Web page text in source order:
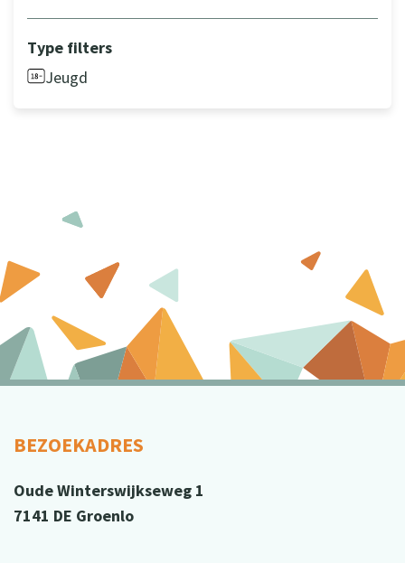
Type filters
Jeugd
BEZOEKADRES
Oude Winterswijkseweg 1
7141 DE Groenlo